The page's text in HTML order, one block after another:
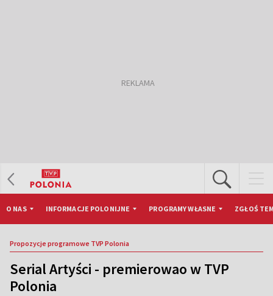
O NAS INFORMACJE POLONIJNE PROGRAMY WŁASNE ZGŁOŚ
Propozycje programowe TVP Polonia
Serial Artyści - premierowao w TVP
Polonia